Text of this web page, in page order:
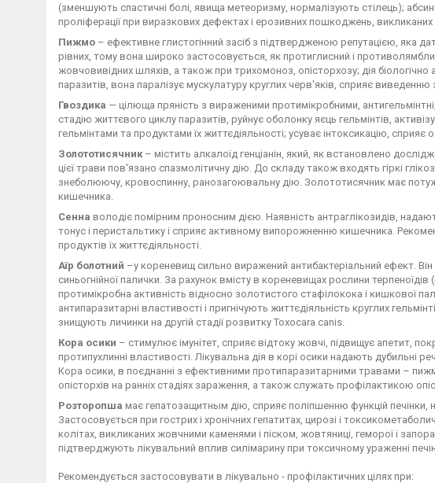
(зменшують спастичні болі, явища метеоризму, нормалізують стілець);
проліферації при виразкових дефектах і ерозивних пошкоджень, викликаних
Пижмо – ефективне глистогінний засіб з підтвердженою репутацією, яка
рівних, тому вона широко застосовується, як протиглисний і
жовчовивідних шляхів, а також при трихомоноз, опісторхозу; дія
паразитів, вона паралізує мускулатуру круглих черв'яків, сприяє виведенню
Гвоздика — цілюща пряність з вираженими протимікробними,
стадію життєвого циклу паразитів, руйнує оболонку яєць гельмінтів,
гельмінтами та продуктами їх життєдіяльності; усуває інтоксикацію, сприяє
Золототисячник – містить алкалоїд генціанін, який, як встановлено
цієї трави пов'язано спазмолітичну дію. До складу також входять гіркі
знеболюючу, кровоспинну, ранозагоювальну дію. Золототисячник має
кишечника.
Сенна володіє помірним проносним дією. Наявність антраглікозидів,
тонус і перистальтику і сприяє активному випорожненню кишечника.
продуктів їх життєдіяльності.
Аїр болотний –у кореневищ сильно виражений антибактеріальний ефект.
синьогнійної палички. За рахунок вмісту в кореневищах рослини
протимікробна активність відносно золотистого стафілокока і кишкової
антипаразитарні властивості і пригнічують життєдіяльність круглих
знищують личинки на другій стадії розвитку Toxocara canis.
Кора осики – стимулює імунітет, сприяє відтоку жовчі, підвищує апетит,
протипухлинні властивості. Лікувальна дія в корі осики надають дубильні
Кора осики, в поєднанні з ефективними протипаразитарними травами –
опісторхів на ранніх стадіях зараження, а також служать профілактикою
Розторопша має гепатозащитным дію, сприяє поліпшенню функцій
Застосовується при гострих і хронічних гепатитах, цирозі і
колітах, викликаних жовчними каменями і піском, жовтяниці, геморої і
підтверджують лікувальний вплив силімарину при токсичному ураженні
Рекомендується застосовувати в лікувально - профілактичних цілях при: